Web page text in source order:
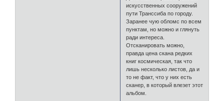
искусственных сооружений
пути Транссиба по городу.
Заранее чую обломс по всем
пунктам, но можно и глянуть
ради интереса.
Отсканировать можно,
правда цена скана редких
книг космическая, так что
лишь несколько листов, да и
то не факт, что у них есть
сканер, в который влезет этот
альбом.